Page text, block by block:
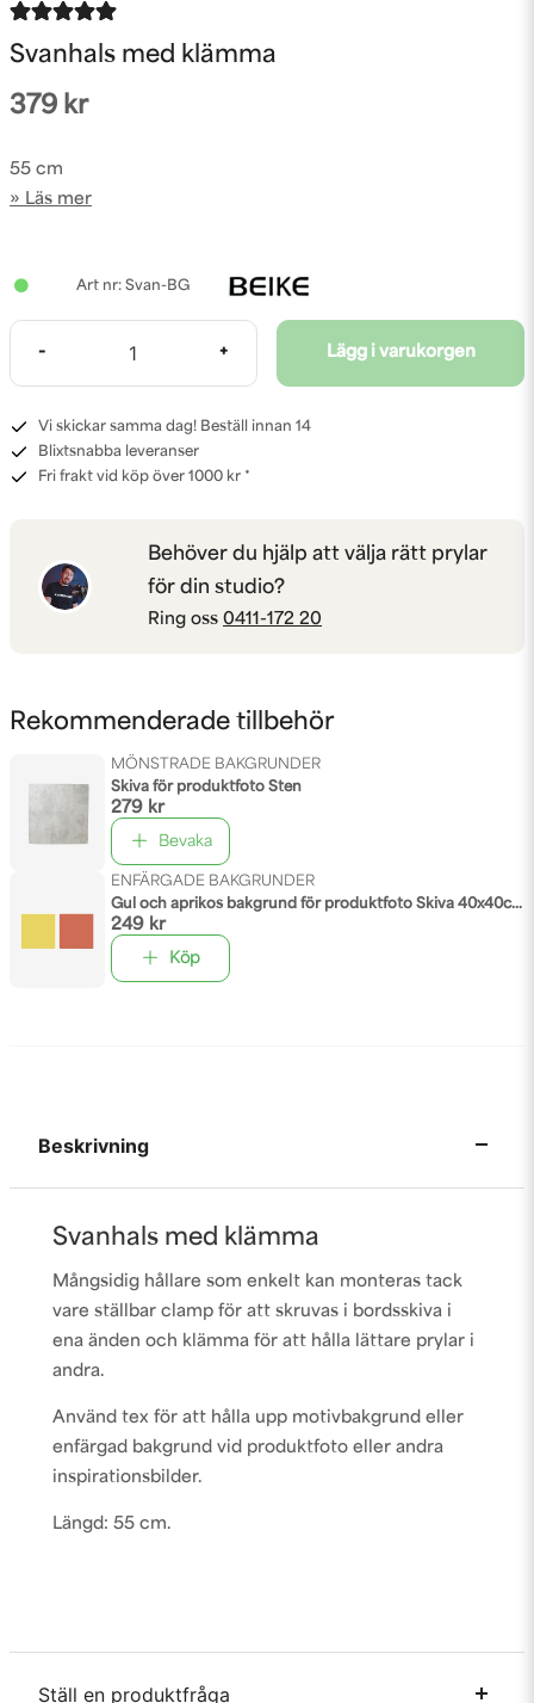
Svanhals med klämma
379 kr
55 cm
Läs mer
Svan-BG
- + Lägg i varukorgen
Vi skickar samma dag! Beställ innan 14
Blixtsnabba leveranser
Fri frakt vid köp över 1000 kr *
Behöver du hjälp att välja rätt prylar
för din studio?
Ring oss 0411-172 20
Rekommenderade tillbehör
MÖNSTRADE BAKGRUNDER
Skiva för produktfoto Sten
279 kr
Bevaka
ENFÄRGADE BAKGRUNDER
Gul och aprikos bakgrund för produktfoto Skiva 40x40cm
249 kr
Köp
Beskrivning
Svanhals med klämma
Mångsidig hållare som enkelt kan monteras tack
vare ställbar clamp för att skruvas i bordsskiva i
ena änden och klämma för att hålla lättare prylar i
andra.
Använd tex för att hålla upp motivbakgrund eller
enfärgad bakgrund vid produktfoto eller andra
inspirationsbilder.
Längd: 55 cm.
Ställ en produktfråga